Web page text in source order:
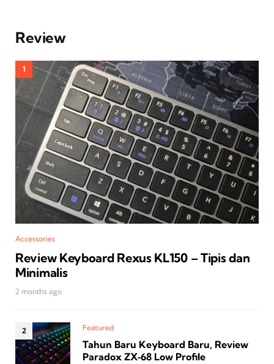
Review
Accessories
Review Keyboard Rexus KL150 – Tipis dan
Minimalis
2 months ago
Featured
Tahun Baru Keyboard Baru, Review
Paradox ZX‑68 Low Profile